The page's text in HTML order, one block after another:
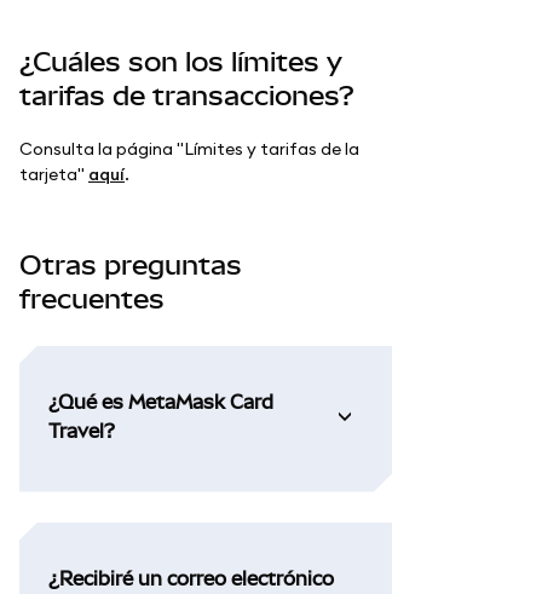
¿Cuáles son los límites y
tarifas de transacciones?
Consulta la página "Límites y tarifas de la
tarjeta" aquí.
Otras preguntas
frecuentes
¿Qué es MetaMask Card
Travel?
¿Recibiré un correo electrónico